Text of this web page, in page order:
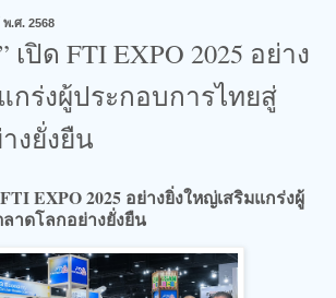
.ศ. 2568
เปิด FTI EXPO 2025 อย่าง
กร่งผู้ประกอบการไทยสู่
งยั่งยืน
EXPO 2025 อย่างยิ่งใหญ่เสริมแกร่งผู้
าดโลกอย่างยั่งยืน